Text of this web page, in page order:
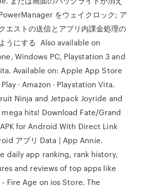
をウェイクロック; ア
エストの送信とアプリ内課金処理の
うにする Also available on
Windows PC, Playstation 3 and
Available on: Apple App Store
· Amazon · Playstation Vita.
Ninja and Jetpack Joyride and
hits! Download Fate/Grand
for Android With Direct Link
アプリ Data | App Annie.
daily app ranking, rank history,
and reviews of top apps like
Fire Age on ios Store. The